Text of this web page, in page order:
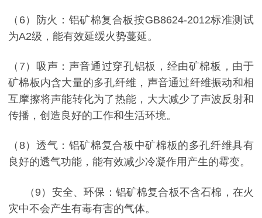
（ 6）防火：铝矿棉复合板按GB8624-2012标准测试
为A2级，能有效延缓火势蔓延。
（ 7 ）吸声：声音通过穿孔铝板，经由矿棉板，由于
矿棉板内含大量的多孔纤维，声音通过纤维振动和相
互摩擦将声能转化为了热能，大大减少了声波反射和
传播，创造良好的工作和生活环境。
（ 8）透气：铝矿棉复合板中矿棉板的多孔纤维具有
良好的透气功能，能有效减少冷凝作用产生的霉变。
（ 9）安全、环保：铝矿棉复合板不含石棉，在火
灾中不会产生有毒有害的气体。